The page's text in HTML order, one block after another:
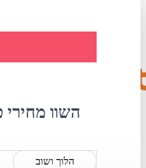
השוו מחירי
הלוך ושוב